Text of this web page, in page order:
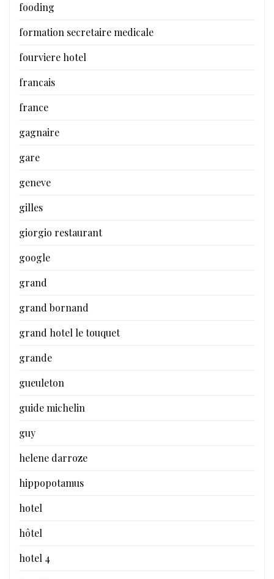
fooding
formation secretaire medicale
fourviere hotel
francais
france
gagnaire
gare
geneve
gilles
giorgio restaurant
google
grand
grand bornand
grand hotel le touquet
grande
gueuleton
guide michelin
guy
helene darroze
hippopotamus
hotel
hôtel
hotel 4